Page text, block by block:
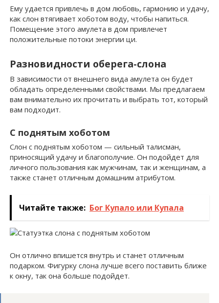
Ему удается привлечь в дом любовь, гармонию и удачу,
как слон втягивает хоботом воду, чтобы напиться.
Помещение этого амулета в дом привлечет
положительные потоки энергии ци.
Разновидности оберега-слона
В зависимости от внешнего вида амулета он будет
обладать определенными свойствами. Мы предлагаем
вам внимательно их прочитать и выбрать тот, который
вам подходит.
С поднятым хоботом
Слон с поднятым хоботом — сильный талисман,
приносящий удачу и благополучие. Он подойдет для
личного пользования как мужчинам, так и женщинам, а
также станет отличным домашним атрибутом.
Читайте также: Бог Купало или Купала
Он отлично впишется внутрь и станет отличным
подарком. Фигурку слона лучше всего поставить ближе
к окну, так она больше подойдет.